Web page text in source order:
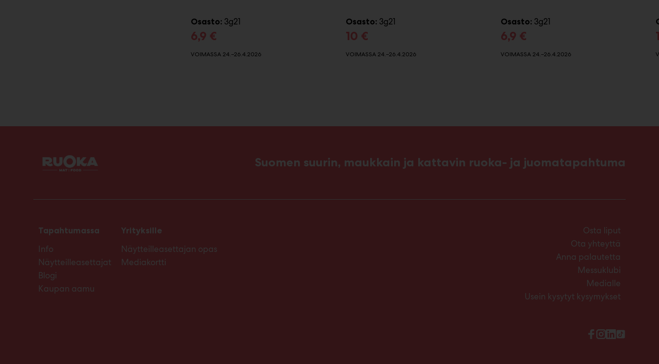
Osasto: 3g21
6,9 €
VOIMASSA 24.–26.4.2026
Osasto: 3g21
10 €
VOIMASSA 24.–26.4.2026
Osasto: 3g21
6,9 €
VOIMASSA 24.–26.4.2026
Suomen suurin, maukkain ja kattavin ruoka- ja juomatapahtuma
Tapahtumassa
Info
Näytteilleasettajat
Blogi
Kaupan aamu
Yrityksille
Näytteilleasettajan opas
Mediakortti
Osta liput
Ota yhteyttä
Anna palautetta
Messuklubi
Medialle
Usein kysytyt kysymykset